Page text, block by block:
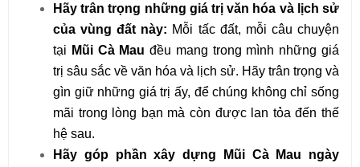
Hãy trân trọng những giá trị văn hóa và lịch sử
của vùng đất này: Mỗi tấc đất, mỗi câu chuyện
tại Mũi Cà Mau đều mang trong mình những giá
trị sâu sắc về văn hóa và lịch sử. Hãy trân trọng và
gìn giữ những giá trị ấy, để chúng không chỉ sống
mãi trong lòng bạn mà còn được lan tỏa đến thế
hệ sau.
Hãy góp phần xây dựng Mũi Cà Mau ngày